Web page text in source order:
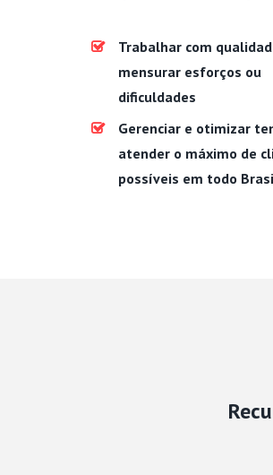
Trabalhar com
mensurar esforços ou
dificuldades
Gerenciar e otimizar
atender o máximo de
possíveis em todo